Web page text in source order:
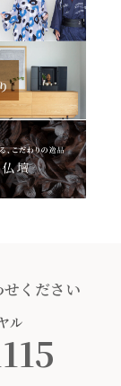
ください
ル